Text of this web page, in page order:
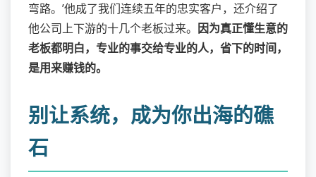
弯路。’他成了我们连续五年的忠实客户，还介绍了
他公司上下游的十几个老板过来。 因为真正懂生意的
老板都明白，专业的事交给专业的人，省下的时间，
是用来赚钱的。
别让系统，成为你出海的礁
石